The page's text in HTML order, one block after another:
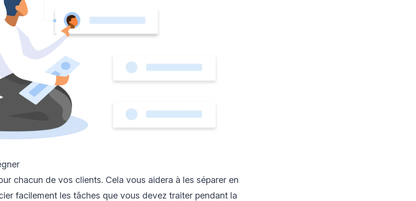
chacun de vos clients. Cela vous aidera à les séparer en
facilement les tâches que vous devez traiter pendant la